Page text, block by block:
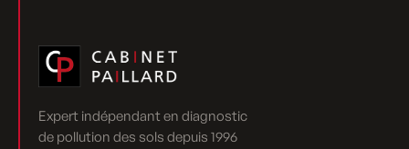
Expert indépendant en diagnostic
de pollution des sols depuis 1996